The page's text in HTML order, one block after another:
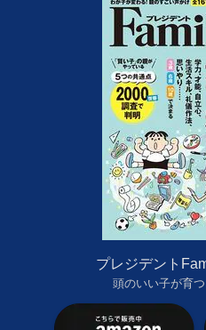
プレジデント
頭のいい子が育